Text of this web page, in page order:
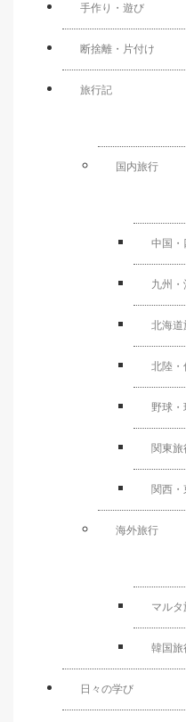
手作り・遊び
断捨離・片付け
旅行記
国内旅行
中国・
九州・
北海道
北陸・
野球・
関東旅
関西・
海外旅行
マルタ
韓国旅
日々の学び